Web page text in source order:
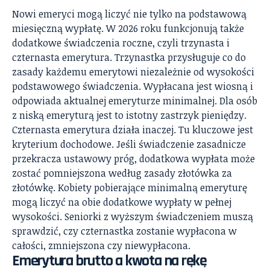
Nowi emeryci mogą liczyć nie tylko na podstawową
miesięczną wypłatę. W 2026 roku funkcjonują także
dodatkowe świadczenia roczne, czyli trzynasta i
czternasta emerytura. Trzynastka przysługuje co do
zasady każdemu emerytowi niezależnie od wysokości
podstawowego świadczenia. Wypłacana jest wiosną i
odpowiada aktualnej emeryturze minimalnej. Dla osób
z niską emeryturą jest to istotny zastrzyk pieniędzy.
Czternasta emerytura działa inaczej. Tu kluczowe jest
kryterium dochodowe. Jeśli świadczenie zasadnicze
przekracza ustawowy próg, dodatkowa wypłata może
zostać pomniejszona według zasady złotówka za
złotówkę. Kobiety pobierające minimalną emeryturę
mogą liczyć na obie dodatkowe wypłaty w pełnej
wysokości. Seniorki z wyższym świadczeniem muszą
sprawdzić, czy czternastka zostanie wypłacona w
całości, zmniejszona czy niewypłacona.
Emerytura brutto a kwota na rękę